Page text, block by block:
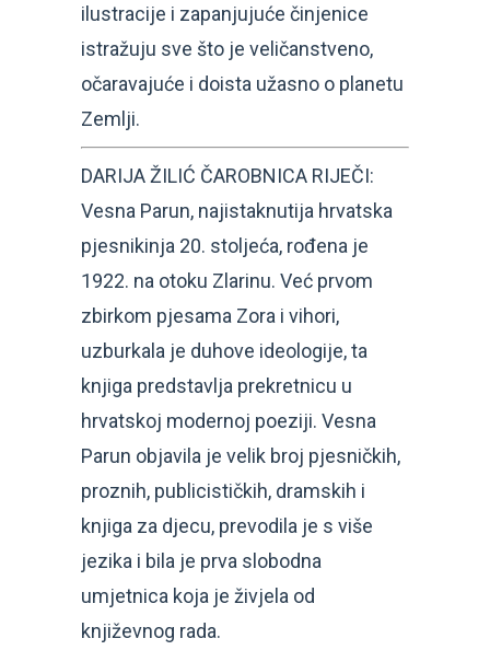
ilustracije i zapanjujuće činjenice
istražuju sve što je veličanstveno,
očaravajuće i doista užasno o planetu
Zemlji.
DARIJA ŽILIĆ ČAROBNICA RIJEČI:
Vesna Parun, najistaknutija hrvatska
pjesnikinja 20. stoljeća, rođena je
1922. na otoku Zlarinu. Već prvom
zbirkom pjesama Zora i vihori,
uzburkala je duhove ideologije, ta
knjiga predstavlja prekretnicu u
hrvatskoj modernoj poeziji. Vesna
Parun objavila je velik broj pjesničkih,
proznih, publicističkih, dramskih i
knjiga za djecu, prevodila je s više
jezika i bila je prva slobodna
umjetnica koja je živjela od
književnog rada.